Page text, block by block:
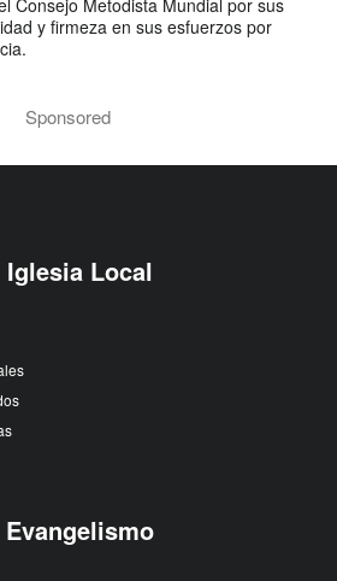
Consejo Metodista Mundial por sus
y firmeza en sus esfuerzos por
Sponsored
Iglesia Local
Evangelismo